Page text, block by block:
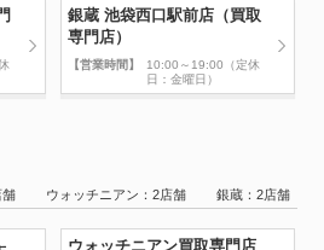
銀蔵 池袋西口駅前店（買取
専門店）
【営業時間】
10:00～19:00（定休
日：金曜日）
店舗 ウォッチニアン：2店舗 銀蔵：2店舗
ウォッチニアン買取専門店